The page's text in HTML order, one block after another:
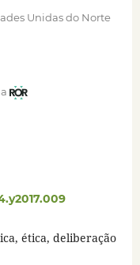
Unidas do Norte
ética, deliberação